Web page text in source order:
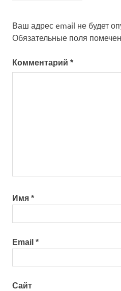
Ваш адрес email не будет
Обязательные поля
Комментарий *
Имя *
Email *
Сайт